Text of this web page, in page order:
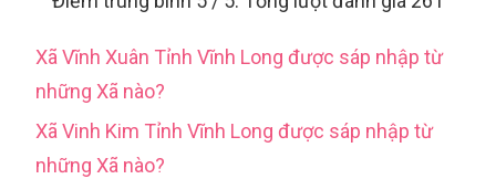
Xã Vĩnh Xuân Tỉnh Vĩnh Long được sáp nhập từ
những Xã nào?
Xã Vinh Kim Tỉnh Vĩnh Long được sáp nhập từ
những Xã nào?